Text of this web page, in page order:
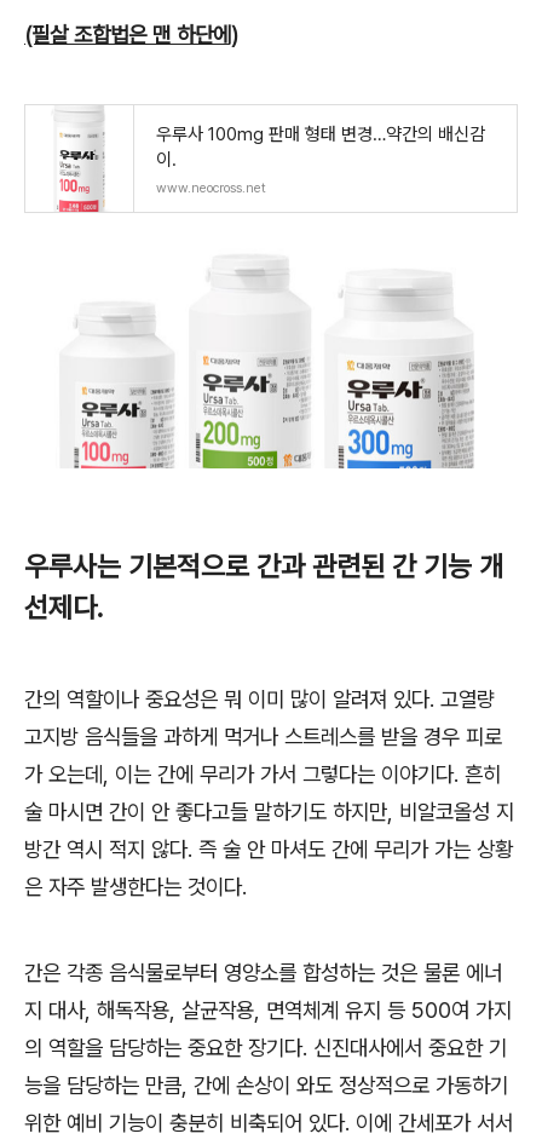
(필살 조합법은 맨 하단에)
우루사 100mg 판매 형태 변경…약간의 배신감
이.
www.neocross.net
우루사는 기본적으로 간과 관련된 간 기능 개
선제다.
간의 역할이나 중요성은 뭐 이미 많이 알려져 있다. 고열량
고지방 음식들을 과하게 먹거나 스트레스를 받을 경우 피로
가 오는데
이는 간에 무리가 가서 그렇다는 이야기다. 흔히
술 마시면 간이 안 좋다고들 말하기도 하지만 비알코올성 지
방간 역시 적지 않다. 즉 술 안 마셔도 간에 무리가 가는 상황
은 자주 발생한다는 것이다.
간은 각종 음식물로부터 영양소를 합성하는 것은 물론 에너
지 대사, 해독작용 살균작용 면역체계 유지 등 500여 가지
의 역할을 담당하는 중요한 장기다. 신진대사에서 중요한 기
능을 담당하는 만큼 간에 손상이 와도 정상적으로 가동하기
위한 예비 기능이 충분히 비축되어 있다. 이에 간세포가 서서